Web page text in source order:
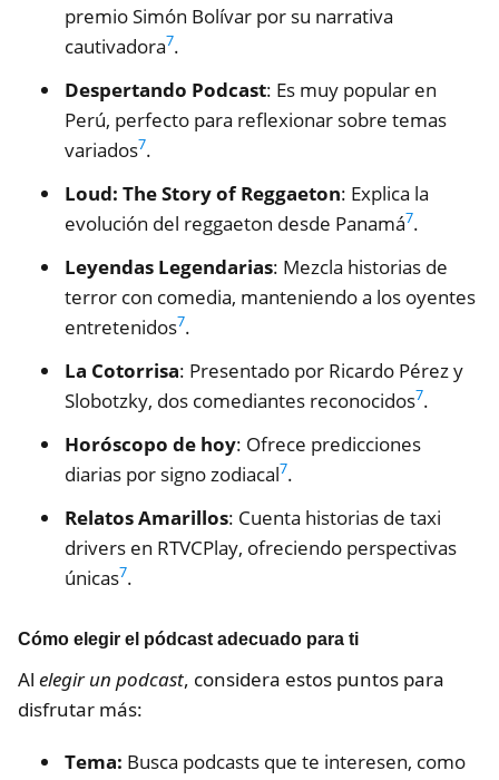
premio Simón Bolívar por su narrativa
cautivadora7.
Despertando Podcast: Es muy popular en
Perú, perfecto para reflexionar sobre temas
variados7.
Loud: The Story of Reggaeton: Explica la
evolución del reggaeton desde Panamá7.
Leyendas Legendarias: Mezcla historias de
terror con comedia, manteniendo a los oyentes
entretenidos7.
La Cotorrisa: Presentado por Ricardo Pérez y
Slobotzky, dos comediantes reconocidos7.
Horóscopo de hoy: Ofrece predicciones
diarias por signo zodiacal7.
Relatos Amarillos: Cuenta historias de taxi
drivers en RTVCPlay, ofreciendo perspectivas
únicas7.
Cómo elegir el pódcast adecuado para ti
Al elegir un podcast, considera estos puntos para
disfrutar más:
Tema: Busca podcasts que te interesen, como